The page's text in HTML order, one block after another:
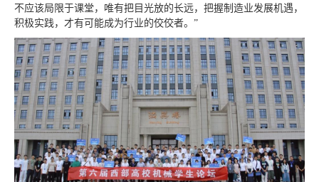
不应该局限于课堂，唯有把目光放的长远，把握制造业发展机遇，
积极实践，才有可能成为行业的佼佼者。”